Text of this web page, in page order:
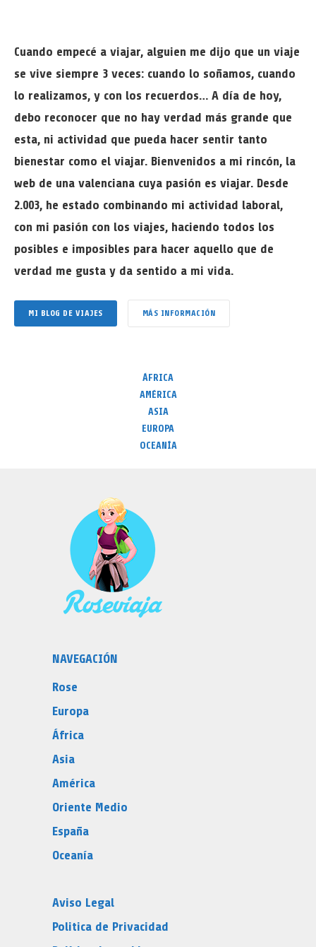
Datos prácticos para viajar por las
Guayanas por carretera
Port of Spain en Trinidad y Tobago
11 abril, 2026 Rose 7 min read
Cuando empecé a viajar, alguien me dijo que un viaje
se vive siempre 3 veces: cuando lo soñamos, cuando
lo realizamos, y con los recuerdos… A día de hoy,
debo reconocer que no hay verdad más grande que
esta, ni actividad que pueda hacer sentir tanto
bienestar como el viajar. Bienvenidos a mi rincón, la
web de una valenciana cuya pasión es viajar. Desde
2.003, he estado combinando mi actividad laboral,
con mi pasión con los viajes, haciendo todos los
posibles e imposibles para hacer aquello que de
verdad me gusta y da sentido a mi vida.
MI BLOG DE VIAJES MÁS INFORMACIÓN
ÁFRICA
AMÉRICA
ASIA
EUROPA
OCEANÍA
NAVEGACIÓN
Rose
Europa
África
Asia
América
Oriente Medio
España
Oceanía
Aviso Legal
Politica de Privacidad